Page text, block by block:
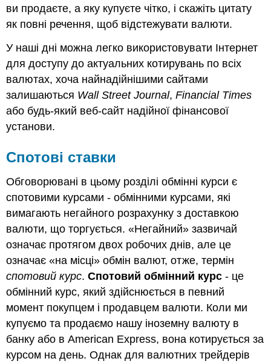
ви продаєте, а яку купуєте чітко, і скажіть цитату
як повні речення, щоб відстежувати валюти.
У наші дні можна легко використовувати Інтернет
для доступу до актуальних котирувань по всіх
валютах, хоча найнадійнішими сайтами
залишаються Wall Street Journal,Financial Times
або будь-який веб-сайт надійної фінансової
установи.
Спотові ставки
Обговорювані в цьому розділі обмінні курси є
спотовими курсами - обмінними курсами, які
вимагають негайного розрахунку з доставкою
валюти, що торгується. «Негайний» зазвичай
означає протягом двох робочих днів, але це
означає «на місці» обмін валют, отже, термін
спотовий курс.Спотовий обмінний курс - це
обмінний курс, який здійснюється в певний
момент покупцем і продавцем валюти. Коли ми
купуємо та продаємо нашу іноземну валюту в
банку або в American Express, вона котирується за
курсом на день. Однак для валютних трейдерів